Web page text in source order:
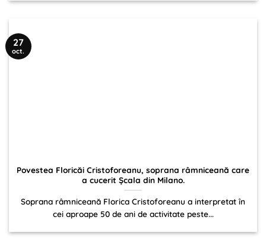
Povestea Floricăi Cristoforeanu, soprana râmniceană care
a cucerit Șcala din Milano.
Soprana râmniceană Florica Cristoforeanu a interpretat în
cei aproape 50 de ani de activitate peste...
27
oct.